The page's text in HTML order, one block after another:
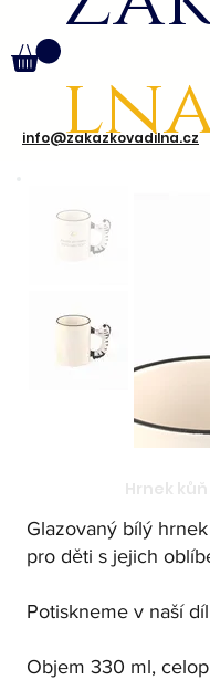
info@zakazkovadilna.cz
Glazovaný bílý
pro děti s jejich
Potiskneme v naší
Objem 330 ml,